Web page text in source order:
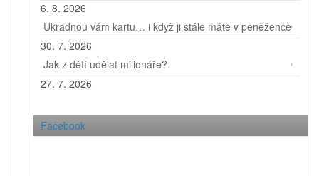
6. 8. 2026
Ukradnou vám kartu… i když ji stále máte v peněžence
30. 7. 2026
Jak z dětí udělat milionáře?
27. 7. 2026
Facebook